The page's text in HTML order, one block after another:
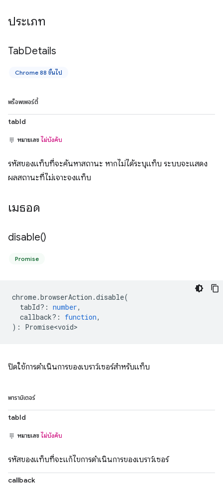
ประเภท
TabDetails
Chrome 88 ขึ้นไป
พร็อพเพอร์ตี้
tabId
หมายเลข ไม่บังคับ
รหัสของแท็บที่จะค้นหาสถานะ หากไม่ได้ระบุแท็บ ระบบจะแสดง
ผลสถานะที่ไม่เจาะจงแท็บ
เมธอด
disable()
Promise
chrome.browserAction .disable(
tabId? : number,
callback? : function,
) : Promise<void>
ปิดใช้การดำเนินการของเบราว์เซอร์สำหรับแท็บ
พารามิเตอร์
tabId
หมายเลข ไม่บังคับ
รหัสของแท็บที่จะแก้ไขการดำเนินการของเบราว์เซอร์
callback